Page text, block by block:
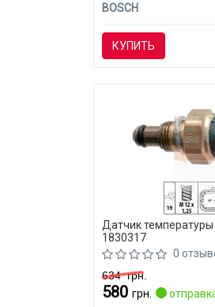
BOSCH
КУПИТЬ
Датчик температуры
1830317
0
634грн.
580 грн.